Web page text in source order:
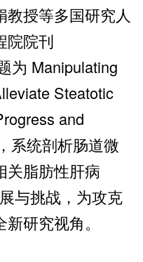
授等多国研究人
院院刊
为 Manipulating
Steatotic
and
系统剖析肠道微
关脂肪性肝病
与挑战，为攻克
研究视角。